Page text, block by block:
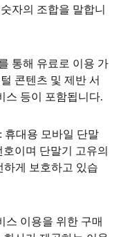
자의 조합을 말합니
통해 유료로 이용 가
콘텐츠 및 제반 서
스 등이 포함됩니다.
: 휴대용 모바일 단말
이며 단말기 고유의
하게 보호하고 있습
스 이용을 위한 구매